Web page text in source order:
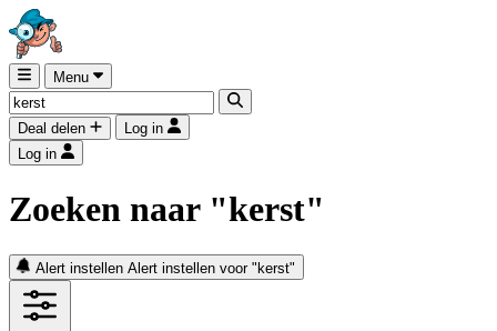
Menu
Deal delen
Log in
Log in
Zoeken naar "kerst"
Alert instellen Alert instellen voor "kerst"